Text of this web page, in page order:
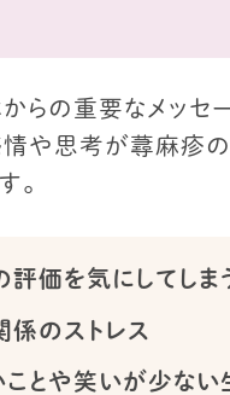
らの重要なメッセ
情や思考が蕁麻疹の
。
評価を気にしてしま
係のストレス
ことや笑いが少ない